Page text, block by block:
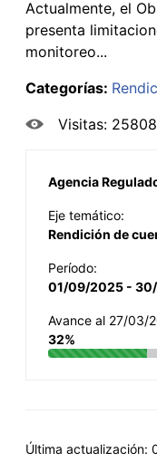
Actualmente, el
presenta
monitoreo...
Categorías:
Visitas: 25808
Agencia
Eje temático:
Rendición de
Período:
01/09/2025 -
Avance al 27/03/
32%
Última actualización: